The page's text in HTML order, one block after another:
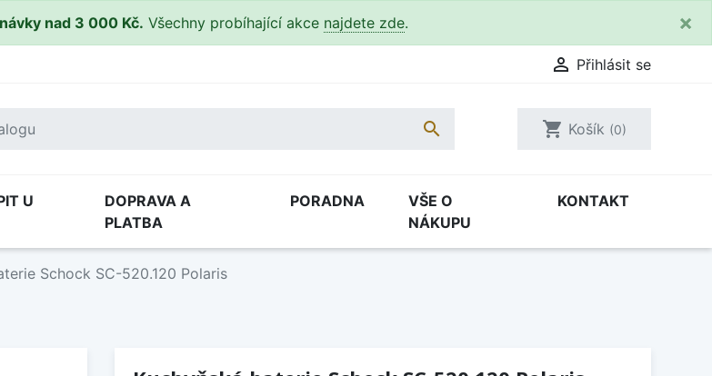
nad 3 000 Kč. Všechny probíhající akce najdete zde. ×
 Přihlásit se
 shopping_cart Košík (0)
U
DOPRAVA A
PLATBA
PORADNA
VŠE O
NÁKUPU
KONTAKT
Schock SC-520.120 Polaris